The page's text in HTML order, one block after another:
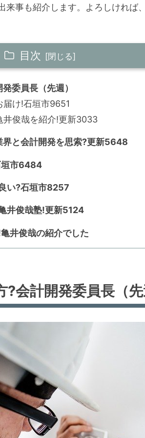
来事も紹介します。よろしければ
目次
委員長（先週）
け!石垣市9651
井俊哉を紹介!更新3033
界と会計開発を思索?更新5648
垣市6484
い?石垣市8257
井俊哉塾!更新5124
井俊哉の紹介でした
会計開発委員長（先